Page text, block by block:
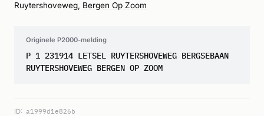
Ruytershoveweg, Bergen Op Zoom
Originele P2000-melding
P 1 231914 LETSEL RUYTERSHOVEWEG BERGSEBAAN
RUYTERSHOVEWEG BERGEN OP ZOOM
ID: a1999d1e826b